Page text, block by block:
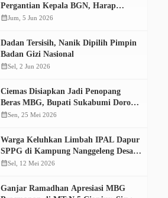
Pergantian Kepala BGN, Harap
Program MBG Lebih Baik
calendar_monthJum, 5 Jun 2026
Dadan Tersisih, Nanik Dipilih Pimpin
Badan Gizi Nasional
calendar_monthSel, 2 Jun 2026
Ciemas Disiapkan Jadi Penopang
Beras MBG, Bupati Sukabumi Dorong
Hasil Panen Serap Pasar Lokal
calendar_monthSen, 25 Mei 2026
Warga Keluhkan Limbah IPAL Dapur
SPPG di Kampung Nanggeleng Desa
Cibaregbeg, Diduga Cemari
calendar_monthSel, 12 Mei 2026
Ganjar Ramadhan Apresiasi MBG